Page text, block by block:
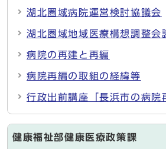
湖北圏域病院運営検討協議会
湖北圏域地域医療構想調整会
病院の再建と再編
病院再編の取組の経緯等
行政出前講座「長浜市の病院
健康福祉部健康医療政策課